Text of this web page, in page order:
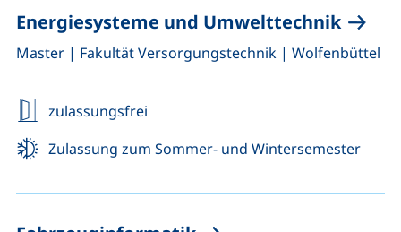
Energiesysteme und Umwelttechnik
Master, | Fakultät Versorgungstechnik | Wolfenbüttel
zulassungsfrei
Zulassung zum Sommer- und Wintersemester